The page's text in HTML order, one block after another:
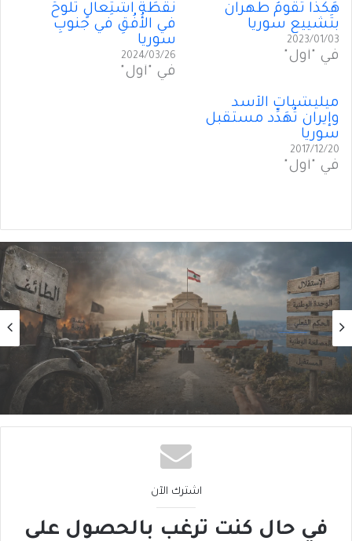
هَكذا تَقومُ طهران
بتَشييعِ سوريا
2023/01/03
في "أول"
نُقطَةُ اشتِعالٍ تَلوحُ
في الأُفُقِ في جنوبِ
سوريا
2024/03/26
في "أول"
ميليشيات الأسد
وإيران تُهَدِّد مستقبل
سوريا
2017/12/20
في "أول"
رأي
2026/08/04
هل الحُكمُ امتناع؟!
اشترك الآن
في حال كنت ترغب بالحصول على